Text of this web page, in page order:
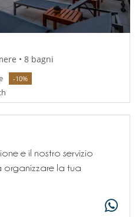
• 8 bagni
-10%
e il nostro servizio
organizzare la tua